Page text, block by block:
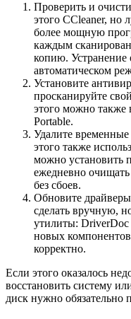
Проверить и
этого CCleaner, но
более мощную
каждым
копию. Устранение
автоматическом
Установите
просканируйте
этого можно также
Portable.
Удалите
этого также
можно установить
ежедневно
без сбоев.
Обновите
сделать вручную,
утилиты:
новых компонентов
корректно.
Если этого оказалось
восстановить систему
диск нужно обязательно